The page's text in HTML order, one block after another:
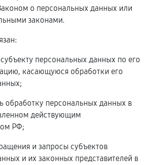
о персональных данных или
законами.
персональных данных по его
касающуюся обработки его
обработку персональных данных в
действующим
РФ;
и запросы субъектов
и их законных представителей в